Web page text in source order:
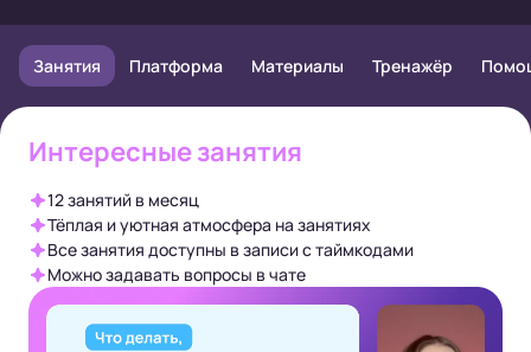
Занятия Платформа Материалы Тренажёр
Интересные занятия
12 занятий в месяц
Тёплая и уютная атмосфера на занятиях
Все занятия доступны в записи с таймкодами
Можно задавать вопросы в чате